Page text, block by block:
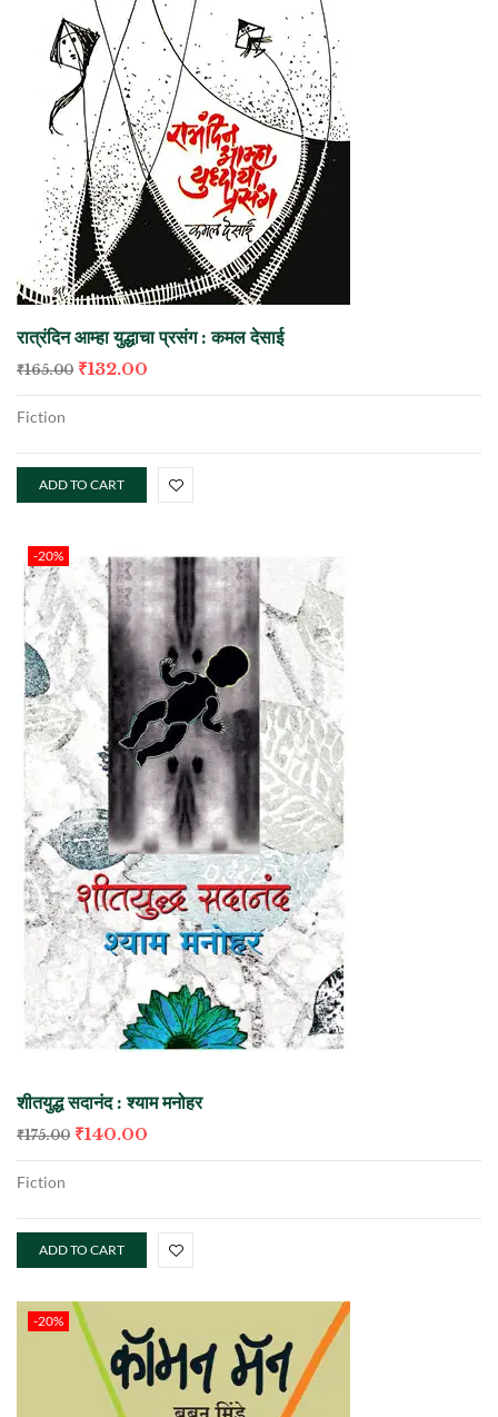
रात्रंदिन आम्हा युद्धाचा प्रसंग : कमल देसाई
₹165.00 ₹132.00
Fiction
ADD TO CART
-20%
शीतयुद्ध सदानंद : श्याम मनोहर
₹175.00 ₹140.00
Fiction
ADD TO CART
-20%